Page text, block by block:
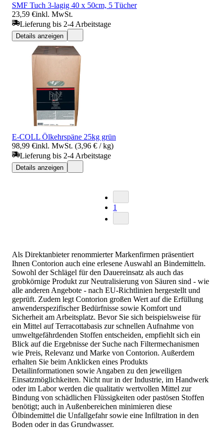
SMF Tuch 3-lagig 40 x 50cm, 5 Tücher
23,59 €inkl. MwSt.
Lieferung bis 2-4 Arbeitstage
Details anzeigen
E-COLL Ölkehrspäne 25kg grün
98,99 €inkl. MwSt. (3,96 € / kg)
Lieferung bis 2-4 Arbeitstage
Details anzeigen
1
Als Direktanbieter renommierter Markenfirmen präsentiert
Ihnen Contorion auch eine erlesene Auswahl an Bindemitteln.
Sowohl der Schlägel für den Dauereinsatz als auch das
grobkörnige Produkt zur Neutralisierung von Säuren sind - wie
alle anderen Angebote - nach EU-Richtlinien hergestellt und
geprüft. Zudem legt Contorion großen Wert auf die Erfüllung
anwenderspezifischer Bedürfnisse sowie Komfort und
Sicherheit am Arbeitsplatz. Bevor Sie sich beispielsweise für
ein Mittel auf Terracottabasis zur schnellen Aufnahme von
umweltgefährdenden Stoffen entscheiden, empfiehlt sich ein
Blick auf die Ergebnisse der Suche nach Filtermechanismen
wie Preis, Relevanz und Marke von Contorion. Außerdem
erhalten Sie beim Anklicken eines Produkts
Detailinformationen sowie Angaben zu den jeweiligen
Einsatzmöglichkeiten. Nicht nur in der Industrie, im Handwerk
oder im Labor werden die qualitativ wertvollen Mittel zur
Bindung von schädlichen Flüssigkeiten oder pastösen Stoffen
benötigt; auch in Außenbereichen minimieren diese
Ölbindemittel die Unfallgefahr sowie eine Infiltration in den
Boden oder in das Grundwasser.